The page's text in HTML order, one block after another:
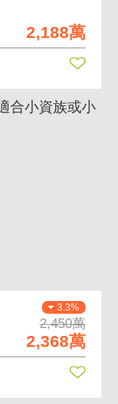
2,188萬
3.3%
2,450萬
2,368萬